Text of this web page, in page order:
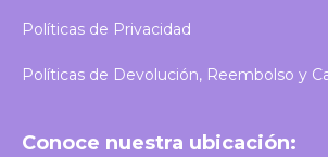
Políticas de Privacidad
Políticas de Devolución, Reembolso y
Conoce nuestra ubicación: